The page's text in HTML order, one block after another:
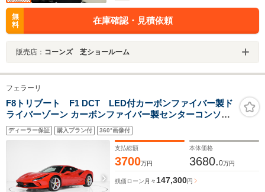
無
料
在庫確認・見積依頼
販売店： コーンズ 芝ショールーム
フェラーリ
F8トリブート F1 DCT LED付カーボンファイバー製ド
ライバーゾーン カーボンファイバー製センターコンソー
ル カーボンファイバー製インナードアハンドル カーボン
ファイバー製レーシングシート
ディーラー保証 購入プラン付 360°画像付
支払総額
3700万円
本体価格
3680.0万円
残価ローン 月々 147,300円